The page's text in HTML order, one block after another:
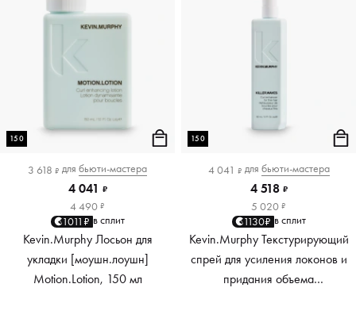
150
3 618 ₽ для бьюти-мастера
4 041 ₽
4 490 ₽
1011₽ в сплит
Kevin.Murphy Лосьон для
укладки [моушн.лоушн]
Motion.Lotion, 150 мл
150
4 041 ₽ для бьюти-мастера
4 518 ₽
5 020 ₽
1130₽ в сплит
Kevin.Murphy Текстурирующий
спрей для усиления локонов и
придания объема